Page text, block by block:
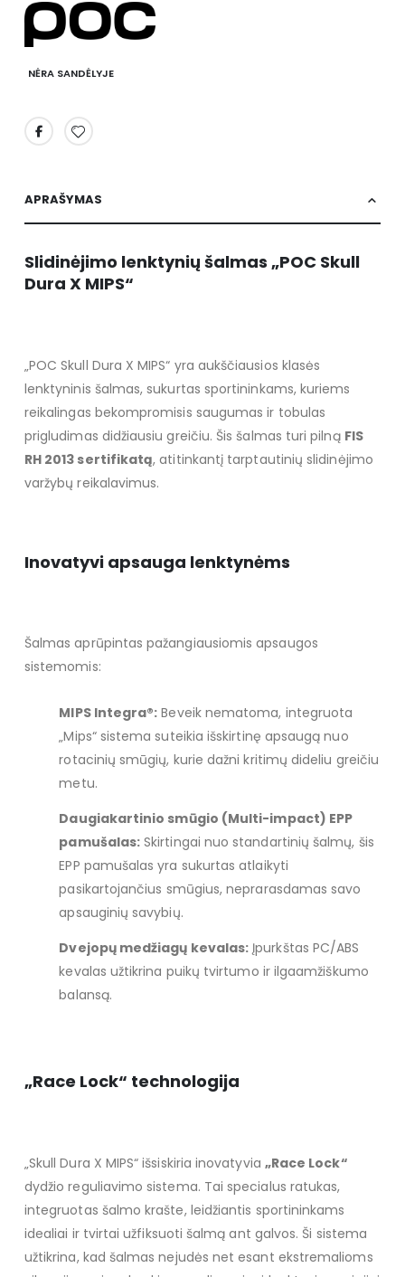
the
images
gallery
NĖRA SANDĖLYJE
APRAŠYMAS
Slidinėjimo lenktynių šalmas „POC Skull
Dura X MIPS“
„POC Skull Dura X MIPS“ yra aukščiausios klasės
lenktyninis šalmas, sukurtas sportininkams, kuriems
reikalingas bekompromisis saugumas ir tobulas
prigludimas didžiausiu greičiu. Šis šalmas turi pilną FIS
RH 2013 sertifikatą, atitinkantį tarptautinių slidinėjimo
varžybų reikalavimus.
Inovatyvi apsauga lenktynėms
Šalmas aprūpintas pažangiausiomis apsaugos
sistemomis:
MIPS Integra®: Beveik nematoma, integruota
„Mips“ sistema suteikia išskirtinę apsaugą nuo
rotacinių smūgių, kurie dažni kritimų dideliu greičiu
metu.
Daugiakartinio smūgio (Multi-impact) EPP
pamušalas: Skirtingai nuo standartinių šalmų, šis
EPP pamušalas yra sukurtas atlaikyti
pasikartojančius smūgius, neprarasdamas savo
apsauginių savybių.
Dvejopų medžiagų kevalas: Įpurkštas PC/ABS
kevalas užtikrina puikų tvirtumo ir ilgaamžiškumo
balansą.
„Race Lock“ technologija
„Skull Dura X MIPS“ išsiskiria inovatyvia „Race Lock“
dydžio reguliavimo sistema. Tai specialus ratukas,
integruotas šalmo krašte, leidžiantis sportininkams
idealiai ir tvirtai užfiksuoti šalmą ant galvos. Ši sistema
užtikrina, kad šalmas nejudės net esant ekstremalioms